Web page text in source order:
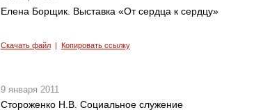
Елена Борщик. Выставка «От сердца к сердцу»
Скачать файл| Копировать ссылку
9 января 2011
Стороженко Н.В. Социальное служение